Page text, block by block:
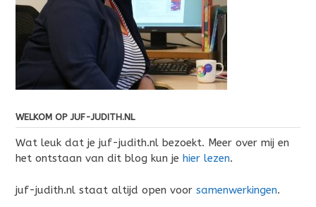
WELKOM OP JUF-JUDITH.NL
Wat leuk dat je juf-judith.nl bezoekt. Meer over mij en
het ontstaan van dit blog kun je hier lezen.
juf-judith.nl staat altijd open voor samenwerkingen.